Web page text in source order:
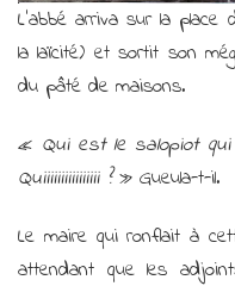
L’abbé arriva sur la place
la laïcité) et sortit son
du pâté de maisons.
« Qui est le salopiot
Quiiiiiiiiiiiiiiii ?» Gueula-t-il.
Le maire qui ronflait à
attendant que les